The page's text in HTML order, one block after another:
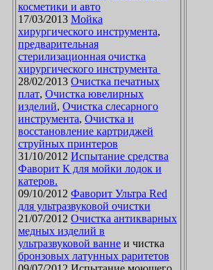
косметики и авто
17/03/2013 Мойка
хирургического инструмента,
предварительная
стерилизационная очистка
хирургического инструмента
28/02/2013 Очистка печатных
плат, Очистка ювелирных
изделий, Очистка слесарного
инструмента, Очистка и
восстановление картриджей
струйных принтеров
31/10/2012 Испытание средства
Фаворит К для мойки лодок и
катеров.
09/10/2012 Фаворит Ультра Red
для ультразвуковой очистки
21/07/2012 Очистка антикварных
медных изделий в
ультразвуковой ванне и чистка
бронзовых латунных раритетов